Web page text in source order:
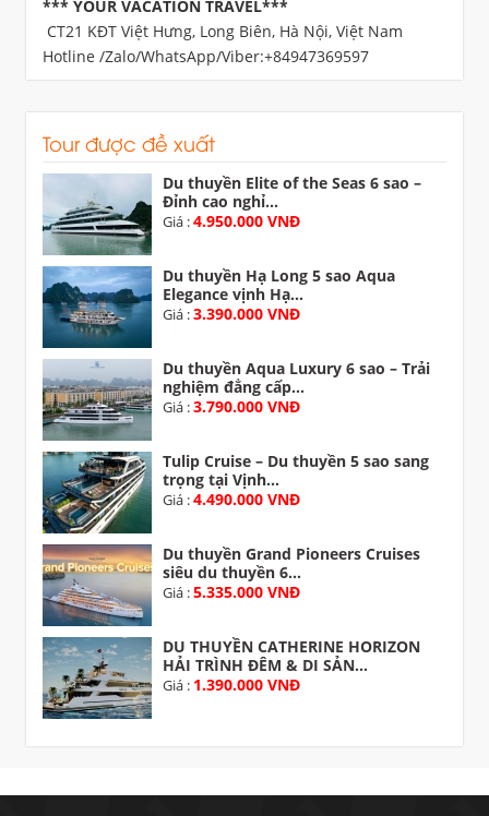
*** YOUR VACATION TRAVEL***
CT21 KĐT Việt Hưng, Long Biên, Hà Nội, Việt Nam
Hotline /Zalo/WhatsApp/Viber:+84947369597
Tour được đề xuất
Du thuyền Elite of the Seas 6 sao –
Đỉnh cao nghỉ...
Giá :4.950.000 VNĐ
Du thuyền Hạ Long 5 sao Aqua
Elegance vịnh Hạ...
Giá :3.390.000 VNĐ
Du thuyền Aqua Luxury 6 sao – Trải
nghiệm đẳng cấp...
Giá :3.790.000 VNĐ
Tulip Cruise – Du thuyền 5 sao sang
trọng tại Vịnh...
Giá :4.490.000 VNĐ
Du thuyền Grand Pioneers Cruises
siêu du thuyền 6...
Giá :5.335.000 VNĐ
DU THUYỀN CATHERINE HORIZON
HẢI TRÌNH ĐÊM & DI SẢN...
Giá : 1.390.000 VNĐ